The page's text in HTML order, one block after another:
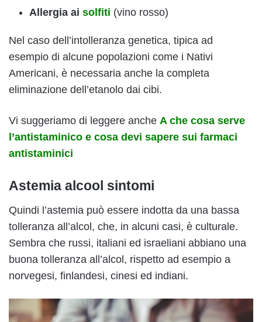
Allergia ai solfiti (vino rosso)
Nel caso dell’intolleranza genetica, tipica ad
esempio di alcune popolazioni come i Nativi
Americani, è necessaria anche la completa
eliminazione dell’etanolo dai cibi.
Vi suggeriamo di leggere anche A che cosa serve
l’antistaminico e cosa devi sapere sui farmaci
antistaminici
Astemia alcool sintomi
Quindi l’astemia può essere indotta da una bassa
tolleranza all’alcol, che, in alcuni casi, è culturale.
Sembra che russi, italiani ed israeliani abbiano una
buona tolleranza all’alcol, rispetto ad esempio a
norvegesi, finlandesi, cinesi ed indiani.